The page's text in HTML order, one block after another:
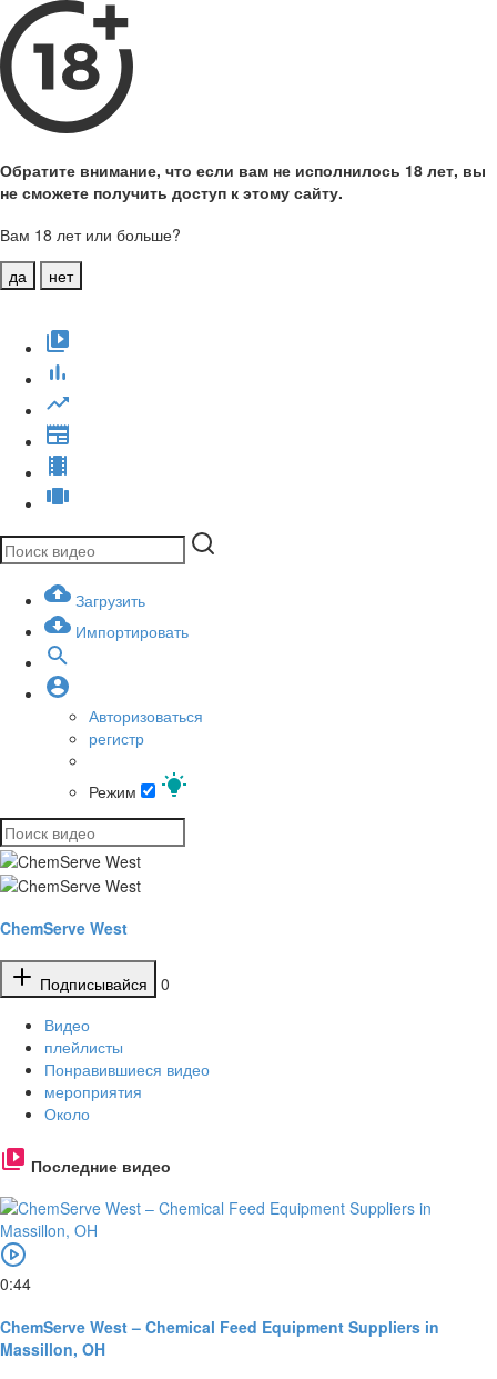
Обратите внимание, что если вам не исполнилось 18 лет, вы
не сможете получить доступ к этому сайту.
Вам 18 лет или больше?
да
нет
Загрузить
Импортировать
Авторизоваться
регистр
Режим
ChemServe West
Подписывайся
0
Видео
плейлисты
Понравившиеся видео
мероприятия
Около
Последние видео
0:44
ChemServe West – Chemical Feed Equipment Suppliers in
Massillon, OH